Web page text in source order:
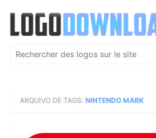
content
Search
ARQUIVO DE TAGS: NINTENDO MARK